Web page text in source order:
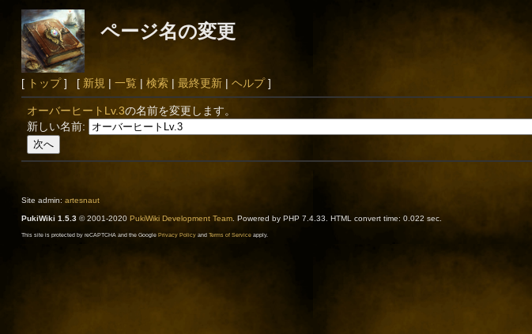
ページ名の変更
[ トップ] [ 新規 | 一覧 | 検索| 最終更新| ヘルプ]
オーバーヒートLv.3の名前を変更します。
新しい名前:
Site admin: artesnaut
PukiWiki 1.5.3© 2001-2020 PukiWiki Development Team. Powered by PHP 7.4.33. HTML convert time: 0.022 sec.
This site is protected by reCAPTCHA and the Google Privacy Policyand Terms of Serviceapply.